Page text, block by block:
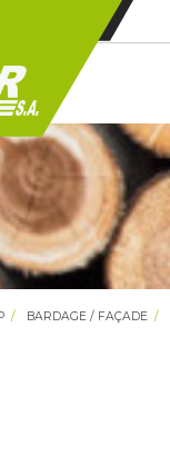
BARDAGE / FAÇADE